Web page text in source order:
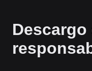
Descargo